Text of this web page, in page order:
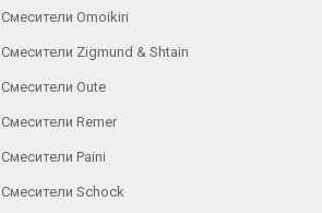
Смесители Omoikiri
Смесители Zigmund & Shtain
Смесители Oute
Смесители Remer
Смесители Paini
Смесители Schock